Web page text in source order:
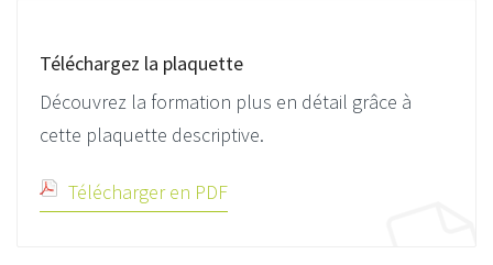
Téléchargez la plaquette
Découvrez la formation plus en détail grâce à
cette plaquette descriptive.
Télécharger en PDF